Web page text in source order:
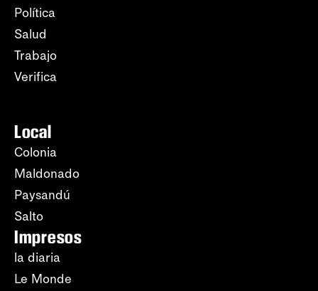
Política
Salud
Trabajo
Verifica
Local
Colonia
Maldonado
Paysandú
Salto
Impresos
la diaria
Le Monde